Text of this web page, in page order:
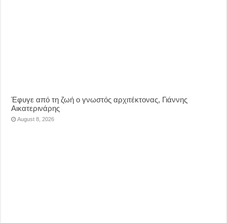
Έφυγε από τη ζωή ο γνωστός αρχιτέκτονας, Γιάννης
Αικατερινάρης
August 8, 2026